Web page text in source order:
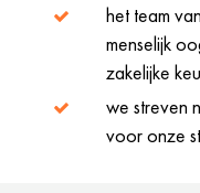
het team
menselijk
zakelijke
we streven
voor onze